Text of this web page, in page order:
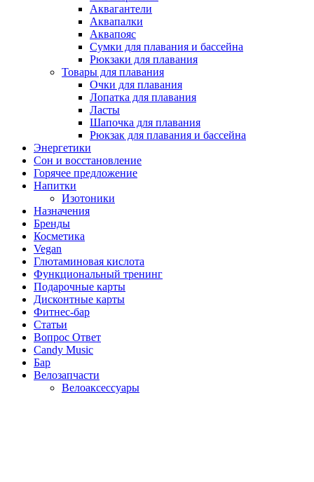
Аквагантели
Аквапалки
Аквапояс
Сумки для плавания и бассейна
Рюкзаки для плавания
Товары для плавания
Очки для плавания
Лопатка для плавания
Ласты
Шапочка для плавания
Рюкзак для плавания и бассейна
Энергетики
Сон и восстановление
Горячее предложение
Напитки
Изотоники
Назначения
Бренды
Косметика
Vegan
Глютаминовая кислота
Функциональный тренинг
Подарочные карты
Дисконтные карты
Фитнес-бар
Статьи
Вопрос Ответ
Candy Music
Бар
Велозапчасти
Велоаксессуары